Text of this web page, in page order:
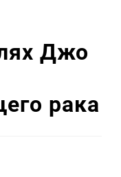
Джо
рака